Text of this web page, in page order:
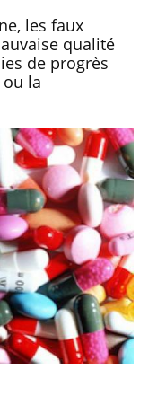
les faux
qualité
de progrès
la